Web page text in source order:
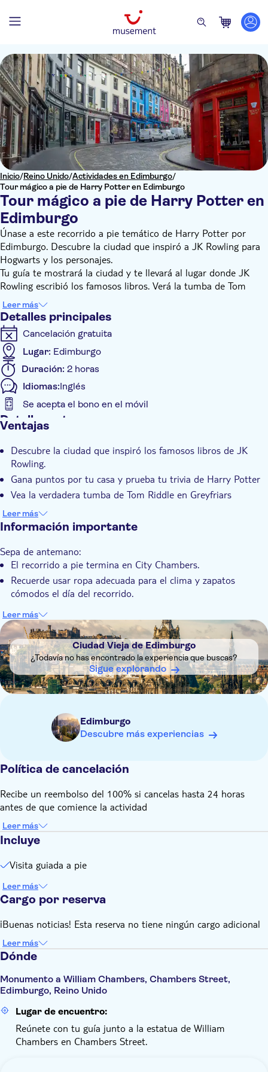
Inicio/Reino Unido/Actividades en Edimburgo/
Tour mágico a pie de Harry Potter en Edimburgo
Tour mágico a pie de Harry Potter en
Edimburgo
Únase a este recorrido a pie temático de Harry Potter por
Edimburgo. Descubre la ciudad que inspiró a JK Rowling para
Hogwarts y los personajes.
Tu guía te mostrará la ciudad y te llevará al lugar donde JK
Rowling escribió los famosos libros. Verá la tumba de Tom
Riddle en Greyfriars Kirkyars y terminará el recorrido en las
huellas doradas de JK Rowling afuera de City Chambers.
Durante el recorrido, su guía pondrá a prueba sus
conocimientos de Harry Potter con un cuestionario audiovisual.
También puedes averiguar en qué casa de Hogwarts estás y si
eres sangre pura, muggle o squib. Un recorrido
verdaderamente mágico.
Leer más
Detalles principales
Cancelación gratuita
Lugar: Edimburgo
Duración: 2 horas
Idiomas:Inglés
Se acepta el bono en el móvil
Detalles extra
Visita guiada
Día lluvioso
Grupo pequeño
Subject expert guide
Bono electrónico
Ventajas
Descubre la ciudad que inspiró los famosos libros de JK
Rowling.
Gana puntos por tu casa y prueba tu trivia de Harry Potter
Vea la verdadera tumba de Tom Riddle en Greyfriars
Kirkyard
Leer más
Información importante
Sepa de antemano:
El recorrido a pie termina en City Chambers.
Recuerde usar ropa adecuada para el clima y zapatos
cómodos el día del recorrido.
Leer más
DSA1Ciudad Vieja de Edimburgo
Ciudad Vieja de Edimburgo
¿Todavía no has encontrado la experiencia que buscas?
Sigue explorando
Edimburgo
Descubre más experiencias
Política de cancelación
Recibe un reembolso del 100% si cancelas hasta 24 horas
antes de que comience la actividad
Leer más
Incluye
Visita guiada a pie
Leer más
Cargo por reserva
¡Buenas noticias! Esta reserva no tiene ningún cargo adicional
Leer más
Dónde
Monumento a William Chambers, Chambers Street,
Edimburgo, Reino Unido
Lugar de encuentro:
Reúnete con tu guía junto a la estatua de William
Chambers en Chambers Street.